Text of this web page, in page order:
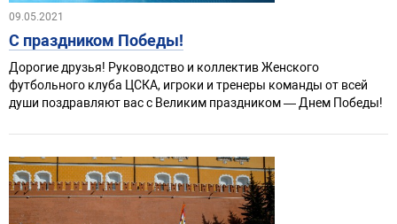
09.05.2021
С праздником Победы!
Дорогие друзья! Руководство и коллектив Женского
футбольного клуба ЦСКА, игроки и тренеры команды от всей
души поздравляют вас с Великим праздником — Днем Победы!